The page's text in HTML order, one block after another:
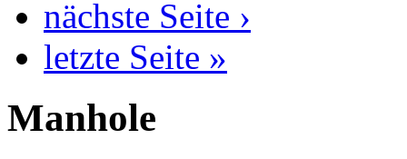
nächste Seite ›
letzte Seite »
Manhole